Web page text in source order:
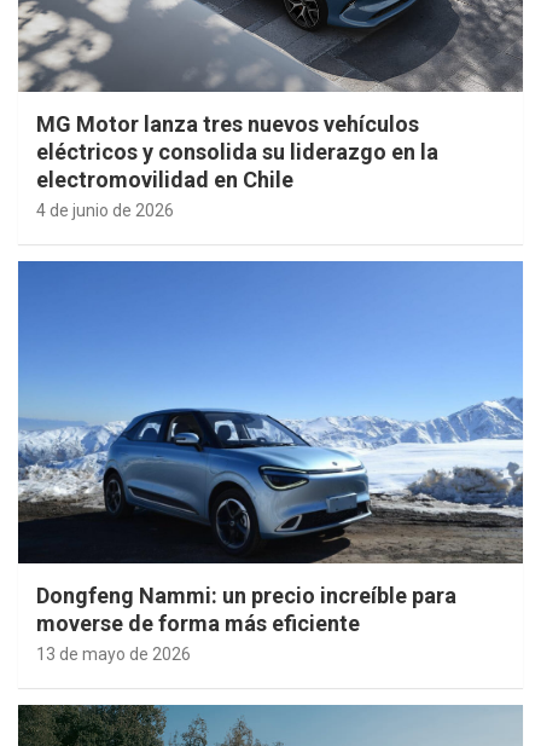
MG Motor lanza tres nuevos vehículos
eléctricos y consolida su liderazgo en la
electromovilidad en Chile
4 de junio de 2026
Dongfeng Nammi: un precio increíble para
moverse de forma más eficiente
13 de mayo de 2026